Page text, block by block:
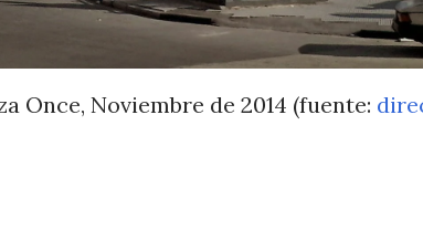
Once, Noviembre de 2014 (fuente: